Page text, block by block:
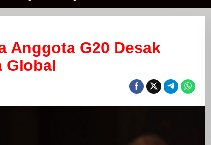
Anggota G20 Desak
Global